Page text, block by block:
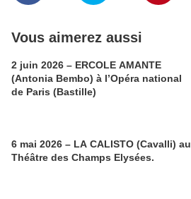
Vous aimerez aussi
2 juin 2026 – ERCOLE AMANTE
(Antonia Bembo) à l’Opéra national
de Paris (Bastille)
6 mai 2026 – LA CALISTO (Cavalli) au
Théâtre des Champs Elysées.